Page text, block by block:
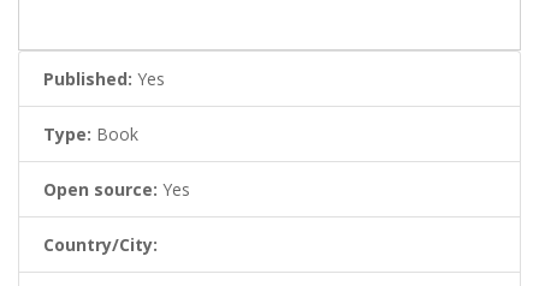
Published: Yes
Type: Book
Open source: Yes
Country/City: